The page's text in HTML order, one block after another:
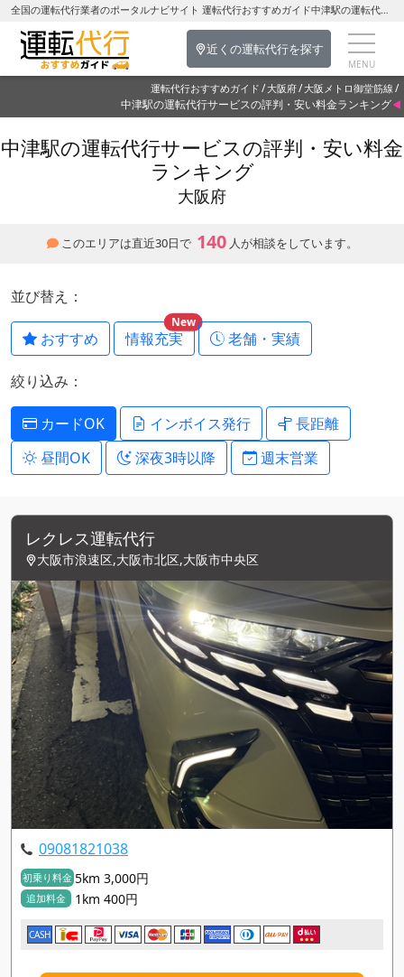
全国の運転代行業者のポータルナビサイト 運転代行おすすめガイド中津駅の運転代行を探す-大阪府の運転代行
近くの運転代行を探す
運転代行おすすめガイド 大阪府 大阪メトロ御堂筋線
中津駅の運転代行サービスの評判・安い料金ランキング
中津駅の運転代行サービスの評判・安い料金
ランキング
大阪府
このエリアは直近30日で 140 人が相談をしています。
並び替え：
おすすめ 情報充実
New
老舗・実績
絞り込み：
カードOK インボイス発行
長距離
昼間OK
深夜3時以降 週末営業
レクレス運転代行
大阪市浪速区,大阪市北区,大阪市中央区
09081821038
初乗り料金 5km 3,000円
追加料金 1km 400円
CASH